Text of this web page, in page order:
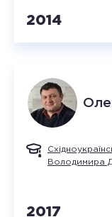
2014
Володимира
2017